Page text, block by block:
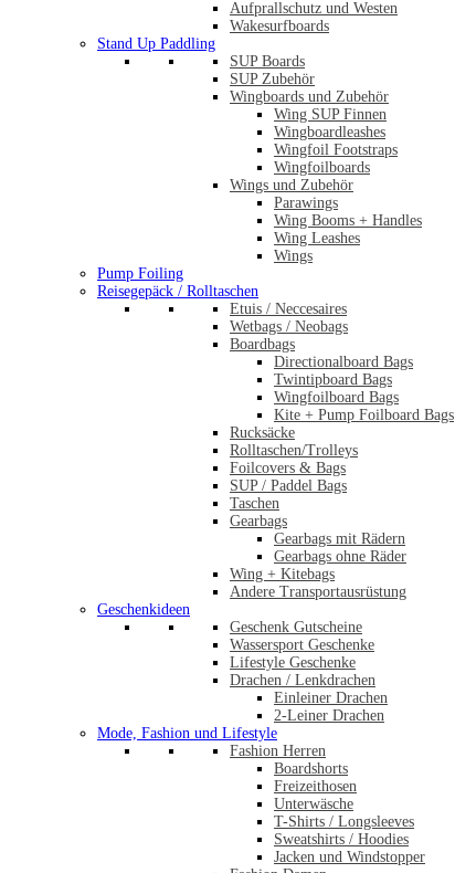
Aufprallschutz und Westen
Wakesurfboards
Stand Up Paddling
SUP Boards
SUP Zubehör
Wingboards und Zubehör
Wing SUP Finnen
Wingboardleashes
Wingfoil Footstraps
Wingfoilboards
Wings und Zubehör
Parawings
Wing Booms + Handles
Wing Leashes
Wings
Pump Foiling
Reisegepäck / Rolltaschen
Etuis / Neccesaires
Wetbags / Neobags
Boardbags
Directionalboard Bags
Twintipboard Bags
Wingfoilboard Bags
Kite + Pump Foilboard Bags
Rucksäcke
Rolltaschen/Trolleys
Foilcovers & Bags
SUP / Paddel Bags
Taschen
Gearbags
Gearbags mit Rädern
Gearbags ohne Räder
Wing + Kitebags
Andere Transportausrüstung
Geschenkideen
Geschenk Gutscheine
Wassersport Geschenke
Lifestyle Geschenke
Drachen / Lenkdrachen
Einleiner Drachen
2-Leiner Drachen
Mode, Fashion und Lifestyle
Fashion Herren
Boardshorts
Freizeithosen
Unterwäsche
T-Shirts / Longsleeves
Sweatshirts / Hoodies
Jacken und Windstopper